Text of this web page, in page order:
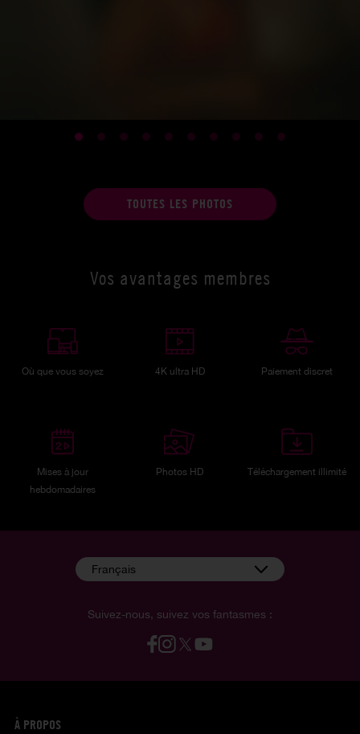
TOUTES LES PHOTOS
Vos avantages membres
Où que vous soyez 4K ultra HD Paiement discret
Mises à jour
hebdomadaires
Photos HD Téléchargement illimité
Suivez-nous, suivez vos fantasmes :
Français
À PROPOS